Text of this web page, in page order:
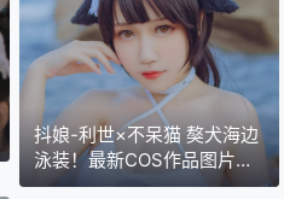
抖娘-利世×不呆猫 獒犬海边
泳装！最新COS作品图片包
鉴赏